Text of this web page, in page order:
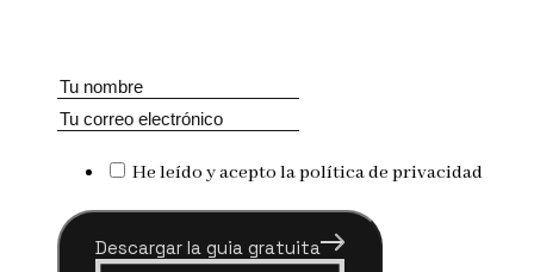
He leído y acepto la política de privacidad
Descargar la guia gratuita